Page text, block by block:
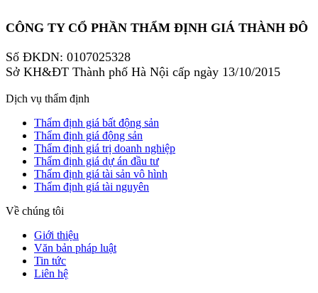
CÔNG TY CỔ PHẦN THẨM ĐỊNH GIÁ THÀNH ĐÔ
Số ĐKDN: 0107025328
Sở KH&ĐT Thành phố Hà Nội cấp ngày 13/10/2015
Dịch vụ thẩm định
Thẩm định giá bất động sản
Thẩm định giá động sản
Thẩm định giá trị doanh nghiệp
Thẩm định giá dự án đầu tư
Thẩm định giá tài sản vô hình
Thẩm định giá tài nguyên
Về chúng tôi
Giới thiệu
Văn bản pháp luật
Tin tức
Liên hệ